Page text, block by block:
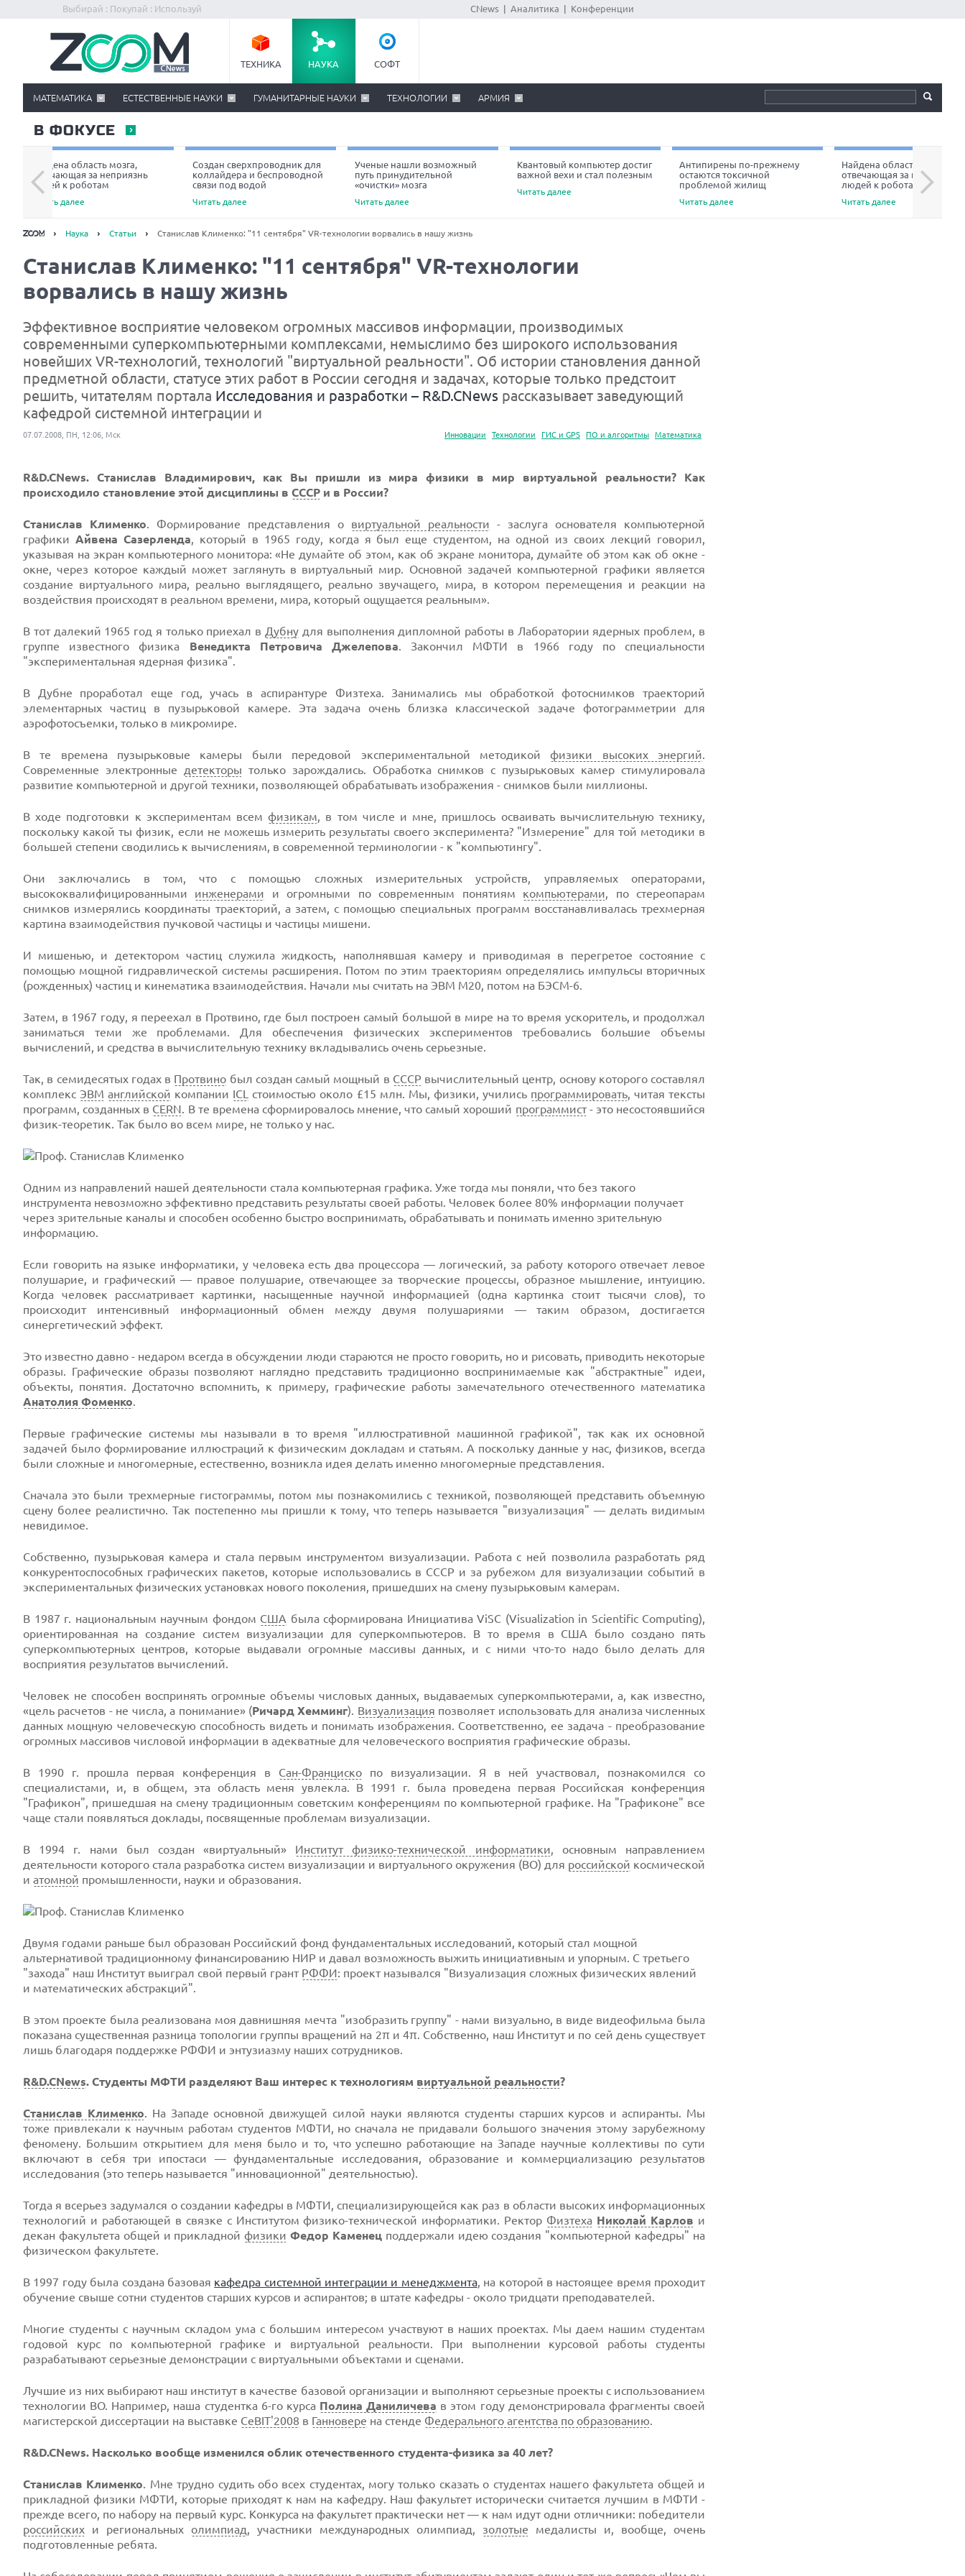
Выбирай : Покупай : Используй CNews Аналитика Конференции
ТЕХНИКА НАУКА СОФТ
МАТЕМАТИКА ЕСТЕСТВЕННЫЕ НАУКИ ГУМАНИТАРНЫЕ НАУКИ ТЕХНОЛОГИИ АРМИЯ
В ФОКУСЕ
Найдена область мозга,
отвечающая за неприязнь
людей к роботам
Читать далее
Создан сверхпроводник для
коллайдера и беспроводной
связи под водой
Читать далее
Ученые нашли возможный
путь принудительной
«очистки» мозга
Читать далее
Квантовый компьютер достиг
важной вехи и стал полезным
Читать далее
Антипирены по-прежнему
остаются токсичной
проблемой жилищ
Читать далее
Найдена область мозга,
отвечающая за неприязнь
людей к роботам
Читать далее
Next
Наука Статьи Станислав Клименко: "11 сентября" VR-технологии ворвались в нашу жизнь
Станислав Клименко: "11 сентября" VR-технологии
ворвались в нашу жизнь
Эффективное восприятие человеком огромных массивов информации, производимых
современными суперкомпьютерными комплексами, немыслимо без широкого использования
новейших VR-технологий, технологий "виртуальной реальности". Об истории становления данной
предметной области, статусе этих работ в России сегодня и задачах, которые только предстоит
решить, читателям портала Исследования и разработки – R&D.CNews рассказывает заведующий
кафедрой системной интеграции и
Инновации Технологии ГИС и GPS ПО и алгоритмы Математика
07.07.2008, ПН, 12:06, Мск
R&D.CNews. Станислав Владимирович, как Вы пришли из мира физики в мир виртуальной реальности? Как
происходило становление этой дисциплины в СССР и в России?
Станислав Клименко. Формирование представления о виртуальной реальности - заслуга основателя компьютерной
графики Айвена Сазерленда, который в 1965 году, когда я был еще студентом, на одной из своих лекций говорил,
указывая на экран компьютерного монитора: «Не думайте об этом, как об экране монитора, думайте об этом как об окне -
окне, через которое каждый может заглянуть в виртуальный мир. Основной задачей компьютерной графики является
создание виртуального мира, реально выглядящего, реально звучащего, мира, в котором перемещения и реакции на
воздействия происходят в реальном времени, мира, который ощущается реальным».
В тот далекий 1965 год я только приехал в Дубну для выполнения дипломной работы в Лаборатории ядерных проблем, в
группе известного физика Венедикта Петровича Джелепова. Закончил МФТИ в 1966 году по специальности
"экспериментальная ядерная физика".
В Дубне проработал еще год, учась в аспирантуре Физтеха. Занимались мы обработкой фотоснимков траекторий
элементарных частиц в пузырьковой камере. Эта задача очень близка классической задаче фотограмметрии для
аэрофотосъемки, только в микромире.
В те времена пузырьковые камеры были передовой экспериментальной методикойфизики высоких энергий.
Современные электронные детекторы только зарождались. Обработка снимков с пузырьковых камер стимулировала
развитие компьютерной и другой техники, позволяющей обрабатывать изображения - снимков были миллионы.
В ходе подготовки к экспериментам всемфизикам, в том числе и мне, пришлось осваивать вычислительную технику,
поскольку какой ты физик, если не можешь измерить результаты своего эксперимента? "Измерение" для той методики в
большей степени сводились к вычислениям, в современной терминологии - к "компьютингу".
Они заключались в том, что с помощью сложных измерительных устройств, управляемых операторами,
высококвалифицированными инженерами и огромными по современным понятиям компьютерами, по стереопарам
снимков измерялись координаты траекторий, а затем, с помощью специальных программ восстанавливалась трехмерная
картина взаимодействия пучковой частицы и частицы мишени.
И мишенью, и детектором частиц служила жидкость, наполнявшая камеру и приводимая в перегретое состояние с
помощью мощной гидравлической системы расширения. Потом по этим траекториям определялись импульсы вторичных
(рожденных) частиц и кинематика взаимодействия. Начали мы считать на ЭВМ М20, потом на БЭСМ-6.
Затем, в 1967 году, я переехал в Протвино, где был построен самый большой в мире на то время ускоритель, и продолжал
заниматься теми же проблемами. Для обеспечения физических экспериментов требовались большие объемы
вычислений, и средства в вычислительную технику вкладывались очень серьезные.
Так, в семидесятых годах в Протвино был создан самый мощный в СССР вычислительный центр, основу которого составлял
комплексЭВМ английской компании ICL стоимостью около £15 млн. Мы, физики, учились программировать, читая тексты
программ, созданных в CERN. В те времена сформировалось мнение, что самый хороший программист- это несостоявшийся
физик-теоретик. Так было во всем мире, не только у нас.
Одним из направлений нашей деятельности стала компьютерная графика. Уже тогда мы поняли, что без такого
инструмента невозможно эффективно представить результаты своей работы. Человек более 80% информации получает
через зрительные каналы и способен особенно быстро воспринимать, обрабатывать и понимать именно зрительную
информацию.
Если говорить на языке информатики, у человека есть два процессора — логический, за работу которого отвечает левое
полушарие, и графический — правое полушарие, отвечающее за творческие процессы, образное мышление, интуицию.
Когда человек рассматривает картинки, насыщенные научной информацией (одна картинка стоит тысячи слов), то
происходит интенсивный информационный обмен между двумя полушариями — таким образом, достигается
синергетический эффект.
Это известно давно - недаром всегда в обсуждении люди стараются не просто говорить, но и рисовать, приводить некоторые
образы. Графические образы позволяют наглядно представить традиционно воспринимаемые как "абстрактные" идеи,
объекты, понятия. Достаточно вспомнить, к примеру, графические работы замечательного отечественного математика
Анатолия Фоменко.
Первые графические системы мы называли в то время "иллюстративной машинной графикой", так как их основной
задачей было формирование иллюстраций к физическим докладам и статьям. А поскольку данные у нас, физиков, всегда
были сложные и многомерные, естественно, возникла идея делать именно многомерные представления.
Сначала это были трехмерные гистограммы, потом мы познакомились с техникой, позволяющей представить объемную
сцену более реалистично. Так постепенно мы пришли к тому, что теперь называется "визуализация" — делать видимым
невидимое.
Собственно, пузырьковая камера и стала первым инструментом визуализации. Работа с ней позволила разработать ряд
конкурентоспособных графических пакетов, которые использовались в СССР и за рубежом для визуализации событий в
экспериментальных физических установках нового поколения, пришeдших на смену пузырьковым камерам.
В 1987 г. национальным научным фондом США была сформирована Инициатива ViSC (Visualization in Scientific Computing),
ориентированная на создание систем визуализации для суперкомпьютеров. В то время в США было создано пять
суперкомпьютерных центров, которые выдавали огромные массивы данных, и с ними что-то надо было делать для
восприятия результатов вычислений.
Человек не способен воспринять огромные объемы числовых данных, выдаваемых суперкомпьютерами, а, как известно,
«цель расчетов - не числа, а понимание» (Ричард Хемминг). Визуализация позволяет использовать для анализа численных
данных мощную человеческую способность видеть и понимать изображения. Соответственно, ее задача - преобразование
огромных массивов числовой информации в адекватные для человеческого восприятия графические образы.
В 1990 г. прошла первая конференция в Сан-Франциско по визуализации. Я в ней участвовал, познакомился со
специалистами, и, в общем, эта область меня увлекла. В 1991 г. была проведена первая Российская конференция
"Графикон", пришедшая на смену традиционным советским конференциям по компьютерной графике. На "Графиконе" все
чаще стали появляться доклады, посвященные проблемам визуализации.
В 1994 г. нами был создан «виртуальный» Институт физико-технической информатики, основным направлением
деятельности которого стала разработка систем визуализации и виртуального окружения (ВО) для российской космической
и атомной промышленности, науки и образования.
Двумя годами раньше был образован Российский фонд фундаментальных исследований, который стал мощной
альтернативой традиционному финансированию НИР и давал возможность выжить инициативным и упорным. С третьего
"захода" наш Институт выиграл свой первый грант РФФИ: проект назывался "Визуализация сложных физических явлений
и математических абстракций".
В этом проекте была реализована моя давнишняя мечта "изобразить группу" - нами визуально, в виде видеофильма была
показана существенная разница топологии группы вращений на 2π и 4π. Собственно, наш Институт и по сей день существует
лишь благодаря поддержке РФФИ и энтузиазму наших сотрудников.
R&D.CNews. Студенты МФТИ разделяют Ваш интерес к технологиям виртуальной реальности?
Станислав Клименко. На Западе основной движущей силой науки являются студенты старших курсов и аспиранты. Мы
тоже привлекали к научным работам студентов МФТИ, но сначала не придавали большого значения этому зарубежному
феномену. Большим открытием для меня было и то, что успешно работающие на Западе научные коллективы по сути
включают в себя три ипостаси — фундаментальные исследования, образование и коммерциализацию результатов
исследования (это теперь называется "инновационной" деятельностью).
Тогда я всерьез задумался о создании кафедры в МФТИ, специализирующейся как раз в области высоких информационных
технологий и работающей в связке с Институтом физико-технической информатики. Ректор Физтеха Николай Карлов и
декан факультета общей и прикладнойфизики Федор Каменецподдержали идею создания "компьютерной кафедры" на
физическом факультете.
В 1997 году была создана базовая кафедра системной интеграции и менеджмента, на которой в настоящее время проходит
обучение свыше сотни студентов старших курсов и аспирантов; в штате кафедры - около тридцати преподавателей.
Многие студенты с научным складом ума с большим интересом участвуют в наших проектах. Мы даем нашим студентам
годовой курс по компьютерной графике и виртуальной реальности. При выполнении курсовой работы студенты
разрабатывают серьезные демонстрации с виртуальными объектами и сценами.
Лучшие из них выбирают наш институт в качестве базовой организации и выполняют серьезные проекты с использованием
технологии ВО. Например, наша студентка 6-го курса Полина Даниличева в этом году демонстрировала фрагменты своей
магистерской диссертации на выставке CeBIT'2008 в Ганновере на стенде Федерального агентства по образованию.
R&D.CNews. Насколько вообще изменился облик отечественного студента-физика за 40 лет?
Станислав Клименко. Мне трудно судить обо всех студентах, могу только сказать о студентах нашего факультета общей и
прикладной физики МФТИ, которые приходят к нам на кафедру. Наш факультет исторически считается лучшим в МФТИ -
прежде всего, по набору на первый курс. Конкурса на факультет практически нет — к нам идут одни отличники: победители
российских и региональных олимпиад, участники международных олимпиад, золотые медалисты и, вообще, очень
подготовленные ребята.